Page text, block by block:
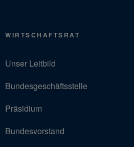
WIRTSCHAFTSRAT
Unser Leitbild
Bundesgeschäftsstelle
Präsidium
Bundesvorstand